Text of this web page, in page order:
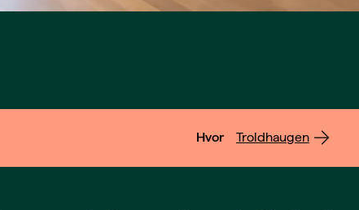
Hvor Troldhaugen